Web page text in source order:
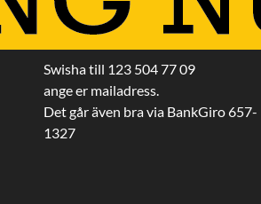
Swisha till 123 504 77 09
ange er mailadress.
Det går även bra via BankGiro 657-
1327